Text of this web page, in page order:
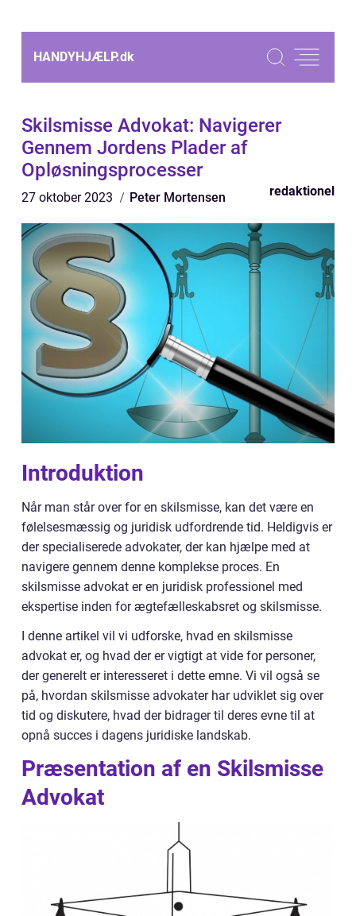
HANDYHJÆLP.dk
Skilsmisse Advokat: Navigerer
Gennem Jordens Plader af
Opløsningsprocesser
27 oktober 2023 Peter Mortensen redaktionel
Introduktion
Når man står over for en skilsmisse, kan det være en
følelsesmæssig og juridisk udfordrende tid. Heldigvis er
der specialiserede advokater, der kan hjælpe med at
navigere gennem denne komplekse proces. En
skilsmisse advokat er en juridisk professionel med
ekspertise inden for ægtefælleskabsret og skilsmisse.
I denne artikel vil vi udforske, hvad en skilsmisse
advokat er, og hvad der er vigtigt at vide for personer,
der generelt er interesseret i dette emne. Vi vil også se
på, hvordan skilsmisse advokater har udviklet sig over
tid og diskutere, hvad der bidrager til deres evne til at
opnå succes i dagens juridiske landskab.
Præsentation af en Skilsmisse
Advokat